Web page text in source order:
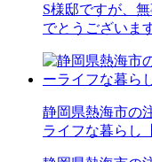
S様邸ですが、
でとうございま
静岡県熱海市の
ライフな暮らし